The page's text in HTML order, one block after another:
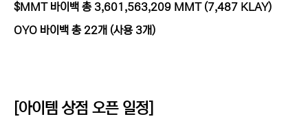
$MMT 바이백 총 3,601,563,209 MMT (7,487 KLAY)
OYO 바이백 총 22개 (사용 3개)
[아이템 상점 오픈 일정]